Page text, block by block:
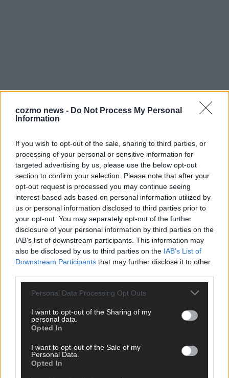
cozmo news - Do Not Process My Personal
Information
If you wish to opt-out of the sale, sharing to third parties, or
processing of your personal or sensitive information for
targeted advertising by us, please use the below opt-out
section to confirm your selection. Please note that after your
opt-out request is processed you may continue seeing
interest-based ads based on personal information utilized by
us or personal information disclosed to third parties prior to
your opt-out. You may separately opt-out of the further
disclosure of your personal information by third parties on the
IAB’s list of downstream participants. This information may
also be disclosed by us to third parties on the IAB’s List of
Downstream Participants that may further disclose it to other
Personal Data Processing Opt Outs
I want to opt-out of the Sharing of my
personal data.
Opted In
I want to opt-out of the Sale of my
Personal Data.
Opted In
Über Redaktion | FLASH UP 22529 Artikel
Hier schreiben, posten und kuratieren unsere Redakteur alles,
was euch wirklich interessiert! Wir sind das Team hinter den
brandheiße Nachrichten, coole Tipps, spannende Hintergründe
oder crazy Trends – wir checken alles für euch, filtern das
Wichtigste raus und bringen’s auf den Punkt.